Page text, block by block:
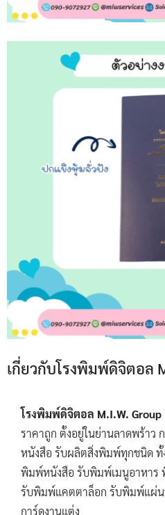
เกี่ยวกับโรงพิมพ์ดิจิตอล
โรงพิมพ์ดิจิตอล M.I.W. Group
ราคาถูก ตั้งอยู่ในย่านลาดพร้าว
หนังสือ รับผลิตสิ่งพิมพ์ทุกชนิด ทั้
พิมพ์หนังสือ รับพิมพ์เมนูอาหา
รับพิมพ์แคตตาล็อก รับพิมพ์แผ่
การ์ดงานแต่ง